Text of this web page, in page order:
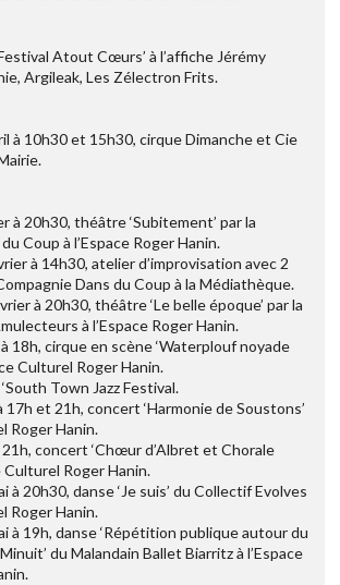
Atout Cœurs’ à l’affiche Jérémy
Argileak, Les Zélectron Frits.
à 10h30 et 15h30, cirque Dimanche et Cie
à 20h30, théâtre ‘Subitement’ par la
Coup à l’Espace Roger Hanin.
à 14h30, atelier d’improvisation avec 2
Dans du Coup à la Médiathèque.
à 20h30, théâtre ‘Le belle époque’ par la
à l’Espace Roger Hanin.
18h, cirque en scène ‘Waterplouf noyade
Culturel Roger Hanin.
Town Jazz Festival.
17h et 21h, concert ‘Harmonie de Soustons’
Roger Hanin.
21h, concert ‘Chœur d’Albret et Chorale
Culturel Roger Hanin.
à 20h30, danse ‘Je suis’ du Collectif Evolves
Roger Hanin.
à 19h, danse ‘Répétition publique autour du
du Malandain Ballet Biarritz à l’Espace